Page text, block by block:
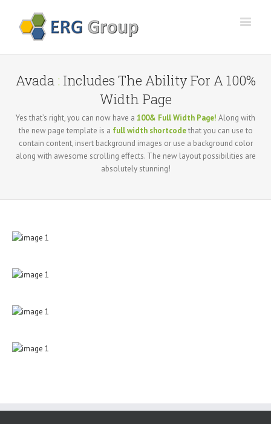
Avada : Includes The Ability For A 100%
Width Page
Yes that’s right, you can now have a 100& Full Width Page! Along with
the new page template is a full width shortcodethat you can use to
contain content, insert background images or use a background color
along with awesome scrolling effects. The new layout possibilities are
absolutely stunning!